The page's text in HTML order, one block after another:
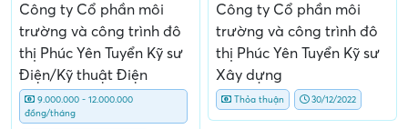
Công ty Cổ phần môi
trường và công trình đô
thị Phúc Yên Tuyển Kỹ sư
Điện/Kỹ thuật Điện
9.000.000 - 12.000.000
đồng/tháng
Công ty Cổ phần môi
trường và công trình đô
thị Phúc Yên Tuyển Kỹ sư
Xây dựng
Thỏa thuận 30/12/2022